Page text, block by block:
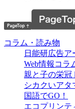
コラム・読み物
日能研広告ア
Web情報コラ
親と子の栄冠
シカクいアタ
国語でGO！
エコプリンテ